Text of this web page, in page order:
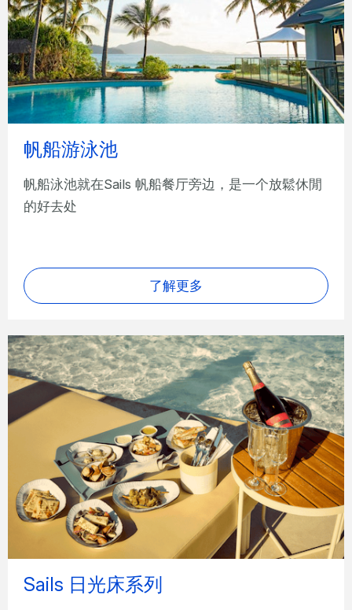
帆船游泳池
帆船泳池就在Sails 帆船餐厅旁边，是一个放鬆休閒
的好去处
了解更多
Sails 日光床系列